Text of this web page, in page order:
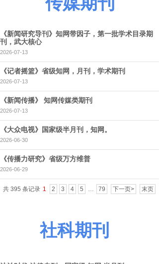
《新闻研究导刊》知网带因子，第一批学术目录期
刊，武大核心
2026-07-13
《记者摇篮》省级知网，月刊，学术期刊
2026-07-13
《新闻传播》 知网传媒类期刊
2026-07-13
《大众电视》国家级半月刊，知网。
2026-06-30
《传播力研究》省级万方维普
2026-06-29
共 395 条记录 1 2 3 4 5 … 79 下一页> 末页
社科期刊